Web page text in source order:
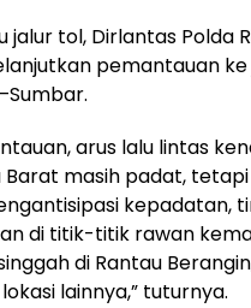
jalur tol, Dirlantas Polda
pemantauan ke
arus lalu lintas
Barat masih padat,
kepadatan,
di titik-titik rawan
di Rantau Berangin,
lainnya,” tuturnya.